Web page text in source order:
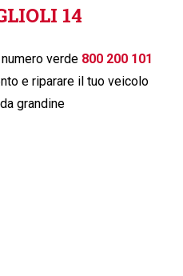
14
verde 800 200 101
e riparare il tuo veicolo
grandine